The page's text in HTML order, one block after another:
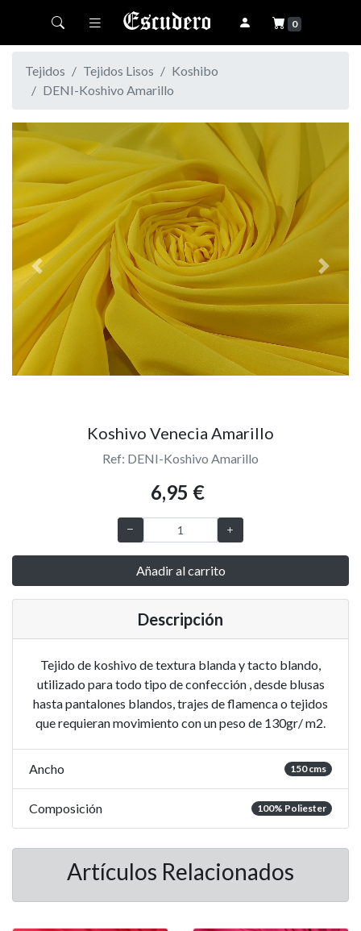
Toggle navigation 0
Tejidos Tejidos Lisos
Koshibo
DENI-Koshivo Amarillo
Previous Next
Koshivo Venecia Amarillo
Ref: DENI-Koshivo Amarillo
6,95 €
Añadir al carrito
Descripción
Tejido de koshivo de textura blanda y tacto blando,
utilizado para todo tipo de confección , desde blusas
hasta pantalones blandos, trajes de flamenca o tejidos
que requieran movimiento con un peso de 130gr/ m2.
Ancho 150 cms
Composición 100% Poliester
Artículos Relacionados